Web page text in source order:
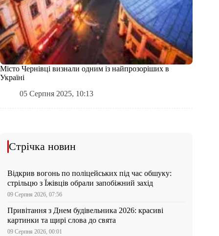
Місто Чернівці визнали одним із найпрозоріших в
Україні
05 Серпня 2025, 10:13
Стрічка новин
Відкрив вогонь по поліцейських під час обшуку:
стрільцю з Їжівців обрали запобіжний захід
09 Серпня 2026, 07:56
Привітання з Днем будівельника 2026: красиві
картинки та щирі слова до свята
09 Серпня 2026, 00:01